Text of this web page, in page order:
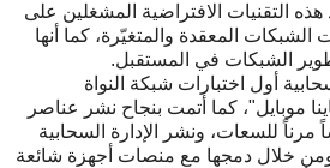
التقنيات الافتراضية المشغلين على
الشبكات المعقدة والمتغيّرة، كما أنها
الشبكات في المستقبل.
أول اختبارات شبكة النواة
موبايل"، كما أتمت بنجاح نشر عناصر
مرناً للسعات، ونشر الإدارة السحابية
ومن خلال دمجها مع منصات أجهزة شائعة